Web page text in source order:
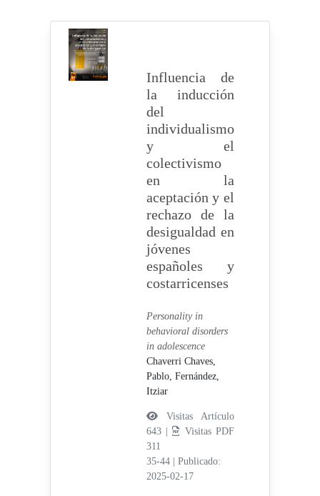
Influencia de
la inducción
del
individualismo
y el
colectivismo
en la
aceptación y el
rechazo de la
desigualdad en
jóvenes
españoles y
costarricenses
Personality in
behavioral disorders
in adolescence
Chaverri Chaves,
Pablo, Fernández,
Itziar
Visitas Artículo
643 |
Visitas PDF
311
35-44
Publicado:
2025-02-17